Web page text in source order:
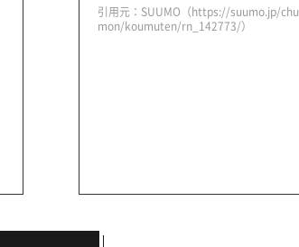
引用元：SUUMO（https://suumo.jp/chu
mon/koumuten/rn_142773/）